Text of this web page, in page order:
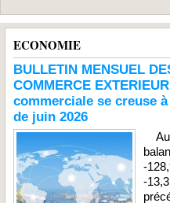
ECONOMIE
BULLETIN MENSUEL
COMMERCE
commerciale se creuse
de juin 2026
Au
-
-